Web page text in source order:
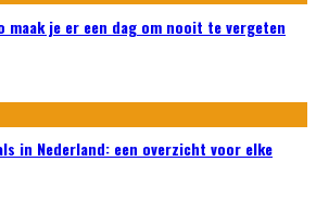
maak je er een dag om nooit te vergeten
in Nederland: een overzicht voor elke